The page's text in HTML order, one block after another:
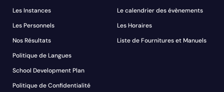
Les Instances
Les Personnels
Nos Résultats
Politique de Langues
School Development Plan
Politique de Confidentialité
Le calendrier des évènements
Les Horaires
Liste de Fournitures et Manuels